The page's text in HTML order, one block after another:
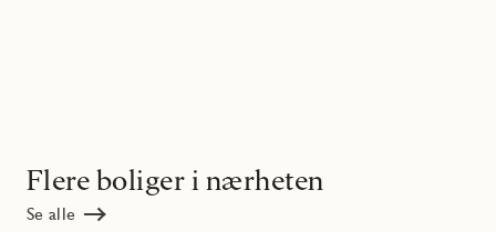
Flere boliger i nærheten
Se alle